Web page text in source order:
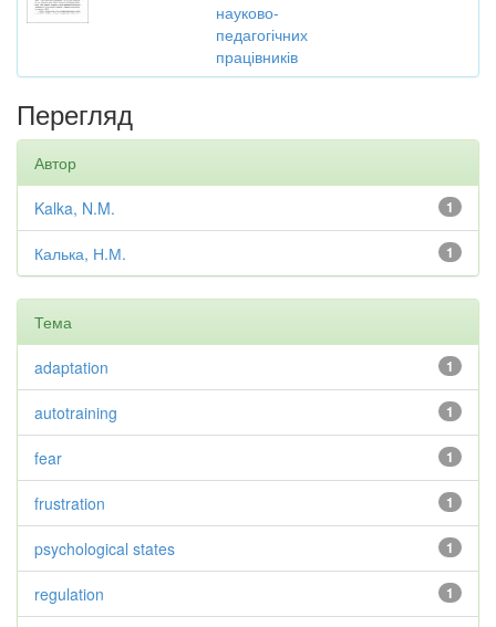
науково-
педагогічних
працівників
Перегляд
Автор
1
Kalka, N.M.
1
Калька, Н.М.
Тема
1
adaptation
1
autotraining
1
fear
1
frustration
1
psychological states
1
regulation